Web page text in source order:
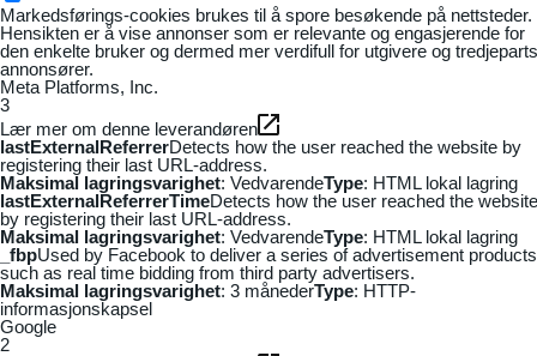
Markedsførings-cookies brukes til å spore besøkende på nettsteder.
Hensikten er å vise annonser som er relevante og engasjerende for
den enkelte bruker og dermed mer verdifull for utgivere og tredjeparts
annonsører.
Meta Platforms, Inc.
3
Lær mer om denne leverandøren
lastExternalReferrerDetects how the user reached the website by
registering their last URL-address.
Maksimal lagringsvarighet: VedvarendeType: HTML lokal lagring
lastExternalReferrerTimeDetects how the user reached the website
by registering their last URL-address.
Maksimal lagringsvarighet: VedvarendeType: HTML lokal lagring
_fbpUsed by Facebook to deliver a series of advertisement products
such as real time bidding from third party advertisers.
Maksimal lagringsvarighet: 3 månederType: HTTP-
informasjonskapsel
Google
2